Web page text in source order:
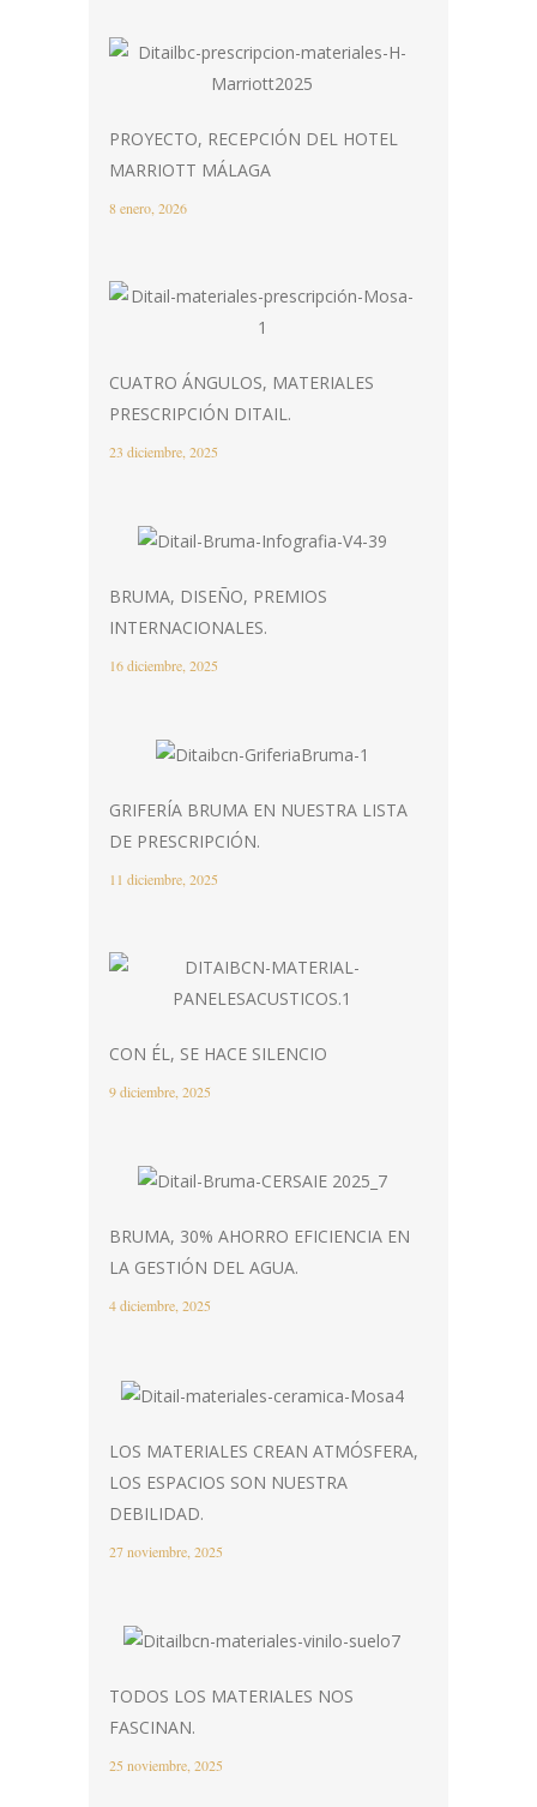
PROYECTO, RECEPCIÓN DEL HOTEL
MARRIOTT MÁLAGA
8 enero, 2026
CUATRO ÁNGULOS, MATERIALES
PRESCRIPCIÓN DITAIL.
23 diciembre, 2025
BRUMA, DISEÑO, PREMIOS
INTERNACIONALES.
16 diciembre, 2025
GRIFERÍA BRUMA EN NUESTRA LISTA
DE PRESCRIPCIÓN.
11 diciembre, 2025
CON ÉL, SE HACE SILENCIO
9 diciembre, 2025
BRUMA, 30% AHORRO EFICIENCIA EN
LA GESTIÓN DEL AGUA.
4 diciembre, 2025
LOS MATERIALES CREAN ATMÓSFERA,
LOS ESPACIOS SON NUESTRA
DEBILIDAD.
27 noviembre, 2025
TODOS LOS MATERIALES NOS
FASCINAN.
25 noviembre, 2025